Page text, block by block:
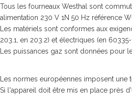
Tous les fourneaux Westhal sont
alimentation 230 V 1N 50 Hz référence
Les matériels sont conformes aux
203.1, en 203.2) et électriques (en
Les puissances gaz sont données pour
Les normes européennes imposent une
Si l'appareil doit être mis en place près